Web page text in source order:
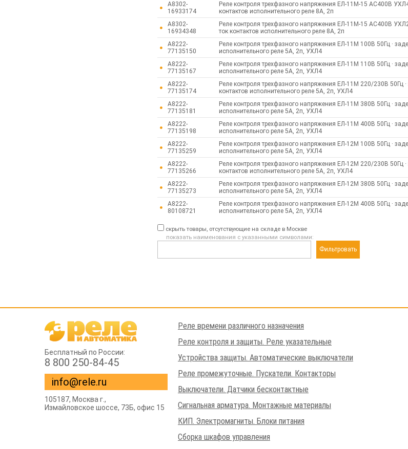
A8302-
16933174
Реле контроля трехфазного напряжения ЕЛ-11М-15 AC400В
контактов исполнительного реле 8А, 2п
A8302-
16934348
Реле контроля трехфазного напряжения ЕЛ-11М-15 AC400В
ток контактов исполнительного реле 8А, 2п
A8222-
77135150
Реле контроля трехфазного напряжения ЕЛ-11М 100В 50Гц ·
исполнительного реле 5А, 2п, УХЛ4
A8222-
77135167
Реле контроля трехфазного напряжения ЕЛ-11М 110В 50Гц ·
исполнительного реле 5А, 2п, УХЛ4
A8222-
77135174
Реле контроля трехфазного напряжения ЕЛ-11М 220/230В 50Гц
контактов исполнительного реле 5А, 2п, УХЛ4
A8222-
77135181
Реле контроля трехфазного напряжения ЕЛ-11М 380В 50Гц ·
исполнительного реле 5А, 2п, УХЛ4
A8222-
77135198
Реле контроля трехфазного напряжения ЕЛ-11М 400В 50Гц ·
исполнительного реле 5А, 2п, УХЛ4
A8222-
77135259
Реле контроля трехфазного напряжения ЕЛ-12М 100В 50Гц ·
исполнительного реле 5А, 2п, УХЛ4
A8222-
77135266
Реле контроля трехфазного напряжения ЕЛ-12М 220/230В 50Гц
контактов исполнительного реле 5А, 2п, УХЛ4
A8222-
77135273
Реле контроля трехфазного напряжения ЕЛ-12М 380В 50Гц ·
исполнительного реле 5А, 2п, УХЛ4
A8222-
80108721
Реле контроля трехфазного напряжения ЕЛ-12М 400В 50Гц ·
исполнительного реле 5А, 2п, УХЛ4
скрыть товары, отсутствующие на складе в Москве
показать наименования с указанными символами:
Фильтровать
Бесплатный по России:
8 800 250-84-45
info@rele.ru
105187, Москва г.,
Измайловское шоссе, 73Б, офис 15
Реле времени различного назначения
Реле контроля и защиты. Реле указательные
Устройства защиты. Автоматические выключатели
Реле промежуточные. Пускатели. Контакторы
Выключатели. Датчики бесконтактные
Сигнальная арматура. Монтажные материалы
КИП. Электромагниты. Блоки питания
Сборка шкафов управления